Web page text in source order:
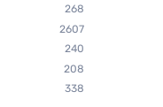
268
2607
240
208
338